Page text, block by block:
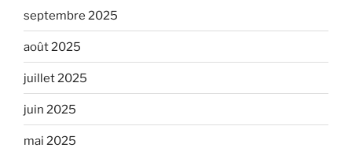
septembre 2025
août 2025
juillet 2025
juin 2025
mai 2025